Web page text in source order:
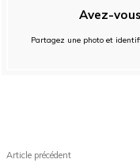
Avez-
Partagez une photo et
Article précédent